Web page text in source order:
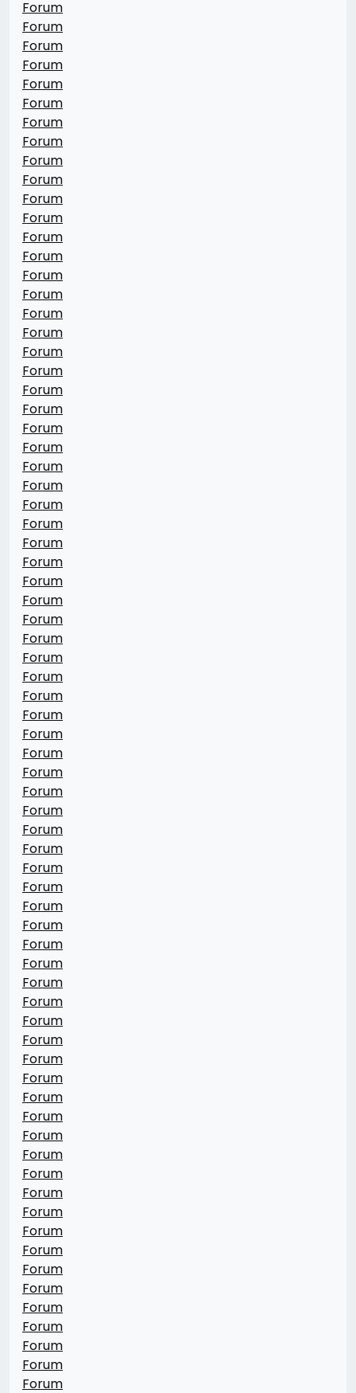
Forum
Forum
Forum
Forum
Forum
Forum
Forum
Forum
Forum
Forum
Forum
Forum
Forum
Forum
Forum
Forum
Forum
Forum
Forum
Forum
Forum
Forum
Forum
Forum
Forum
Forum
Forum
Forum
Forum
Forum
Forum
Forum
Forum
Forum
Forum
Forum
Forum
Forum
Forum
Forum
Forum
Forum
Forum
Forum
Forum
Forum
Forum
Forum
Forum
Forum
Forum
Forum
Forum
Forum
Forum
Forum
Forum
Forum
Forum
Forum
Forum
Forum
Forum
Forum
Forum
Forum
Forum
Forum
Forum
Forum
Forum
Forum
Forum